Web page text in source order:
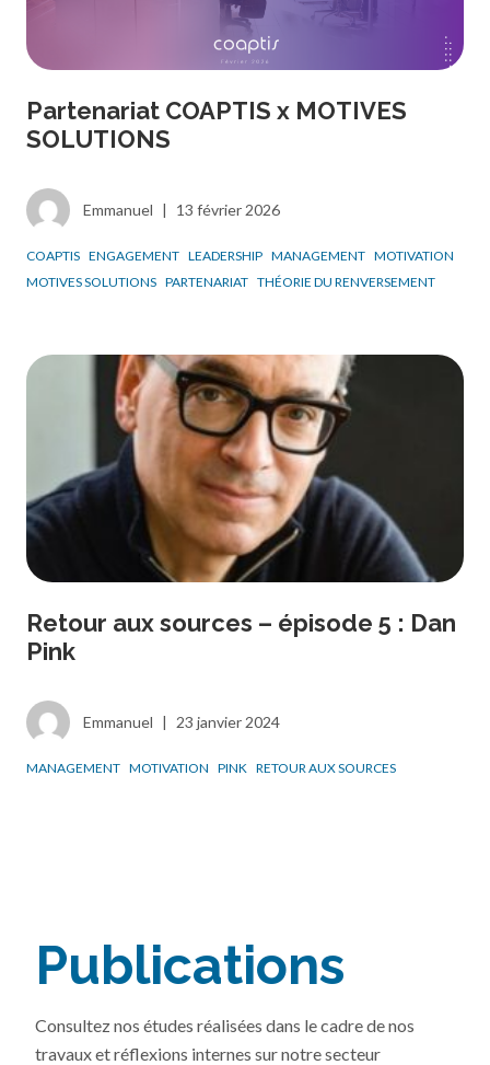
Partenariat COAPTIS x MOTIVES
SOLUTIONS
Emmanuel | 13 février 2026
COAPTIS ENGAGEMENT LEADERSHIP MANAGEMENT MOTIVATION
MOTIVES SOLUTIONS PARTENARIAT THÉORIE DU RENVERSEMENT
Retour aux sources – épisode 5 : Dan
Pink
Emmanuel | 23 janvier 2024
MANAGEMENT MOTIVATION PINK RETOUR AUX SOURCES
Publications
Consultez nos études réalisées dans le cadre de nos
travaux et réflexions internes sur notre secteur